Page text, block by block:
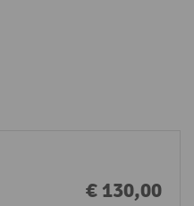
€ 130,00